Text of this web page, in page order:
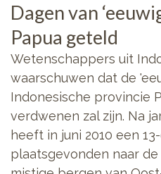
Dagen van
Papua geteld
Wetenschappers uit
waarschuwen dat de
Indonesische provincie
verdwenen zal zijn. Na
heeft in juni 2010 een
plaatsgevonden naar